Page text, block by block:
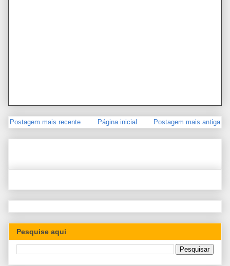
Postagem mais recente Postagem mais antiga
Página inicial
Pesquise aqui